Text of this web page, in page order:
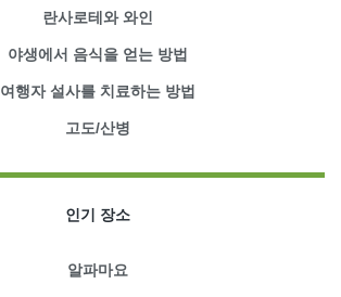
란사로테와 와인
야생에서 음식을 얻는 방법
여행자 설사를 치료하는 방법
고도/산병
인기 장소
알파마요